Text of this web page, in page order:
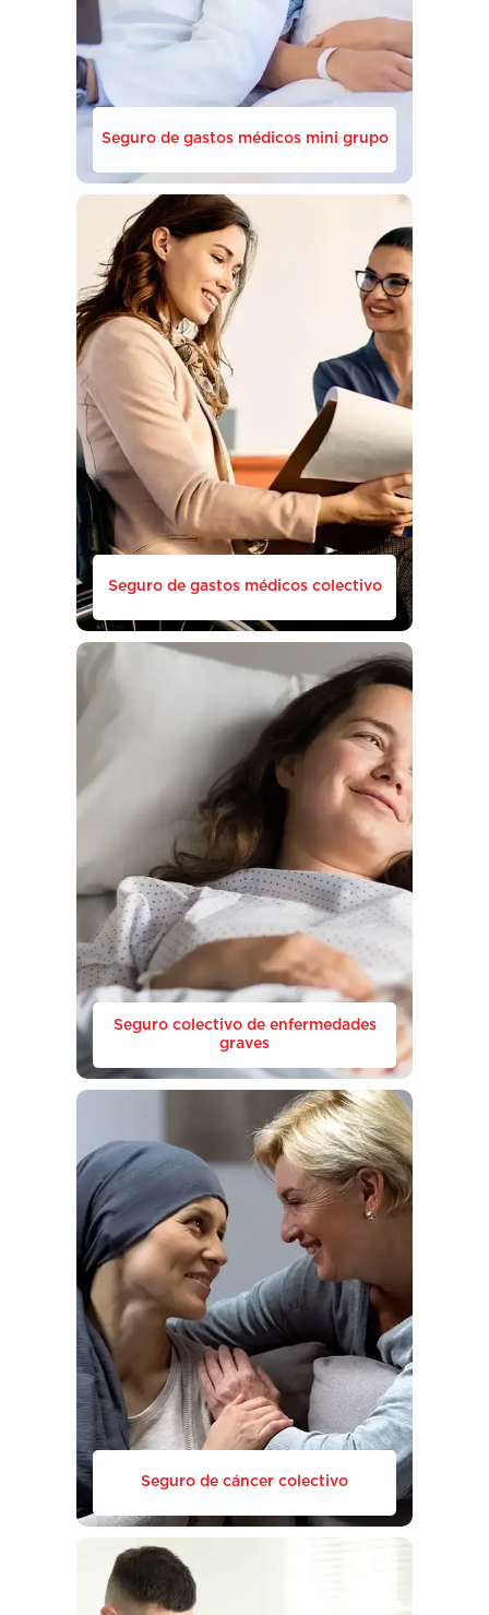
Seguro de gastos médicos mini grupo
Seguro de gastos médicos colectivo
Seguro colectivo de enfermedades
graves
Seguro de cáncer colectivo